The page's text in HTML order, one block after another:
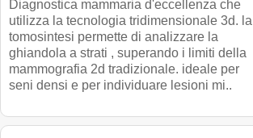
Diagnostica mammaria d'eccellenza che
utilizza la tecnologia tridimensionale 3d. la
tomosintesi permette di analizzare la
ghiandola a strati , superando i limiti della
mammografia 2d tradizionale. ideale per
seni densi e per individuare lesioni mi..